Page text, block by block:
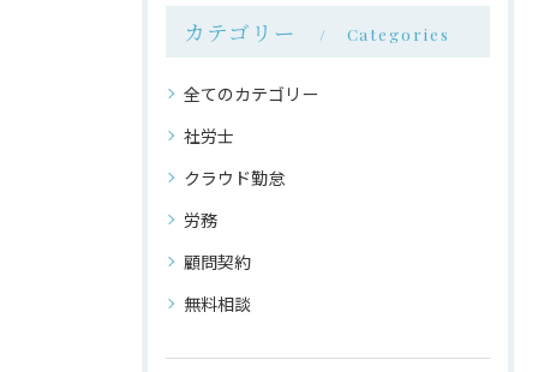
カテゴリー Categories
全てのカテゴリー
社労士
クラウド勤怠
労務
顧問契約
無料相談